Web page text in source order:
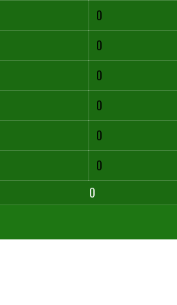
0
0
0
0
0
0
0